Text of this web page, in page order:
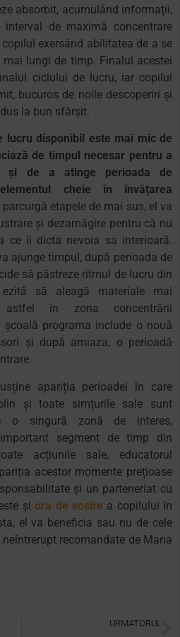
absorbit, acumulând informații,
de maximă concentrare
exersând abilitatea de a se
lungi de timp. Finalul acestei
ciclului de lucru, iar copilul
bucuros de noile descoperiri și
la bun sfârșit.
lucru disponibil este mai mic de
de timpul necesar pentru a
și de a atinge perioada de
cheie în învățarea
etapele de mai sus, el va
și dezamăgire pentru că nu
ce îi dicta nevoia sa interioară.
ajunge timpul, după perioada de
să păstreze ritmul de lucru din
să aleagă materiale mai
astfel în zona concentrării
școală programa include o nouă
și după amiaza, o perioadă
apariția perioadei în care
și toate simțurile sale sunt
o singură zonă de interes,
segment de timp din
acțiunile sale, educatorul
acestor momente prețioase
și un parteneriat cu
șiora de sosire a copilului în
el va beneficia sau nu de cele
recomandate de Maria
URMATORUL